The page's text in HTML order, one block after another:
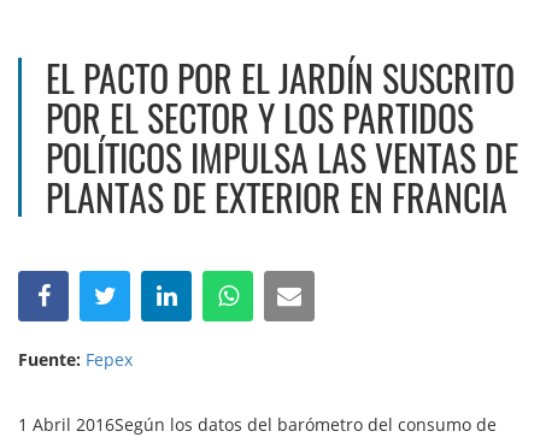
EL PACTO POR EL JARDÍN SUSCRITO
POR EL SECTOR Y LOS PARTIDOS
POLÍTICOS IMPULSA LAS VENTAS DE
PLANTAS DE EXTERIOR EN FRANCIA
Fuente: Fepex
1 Abril 2016Según los datos del barómetro del consumo de